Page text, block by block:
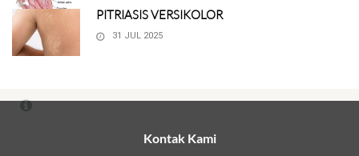
PITRIASIS VERSIKOLOR
31 JUL 2025
Kontak Kami